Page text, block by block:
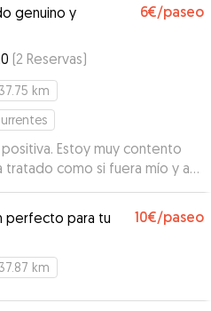
genuino y
6€/paseo
(2 Reservas)
km
Estoy muy contento
tratado como si fuera mío y a
me gustaría volviera a ser
perfecto para tu
10€/paseo
km